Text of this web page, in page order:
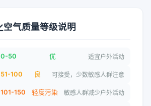
空气质量等级说明
0-50 优 适宜户外活动
51-100 良 可接受，少数敏感人群注意
101-150 轻度污染 敏感人群减少户外活动